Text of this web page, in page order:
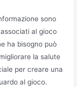
sono
al gioco
ha bisogno può
la salute
per creare una
al gioco.